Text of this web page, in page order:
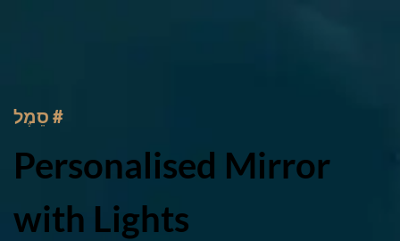
# סֵמֶל
Personalised Mirror
with Lights